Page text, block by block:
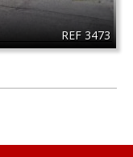
REF 3473